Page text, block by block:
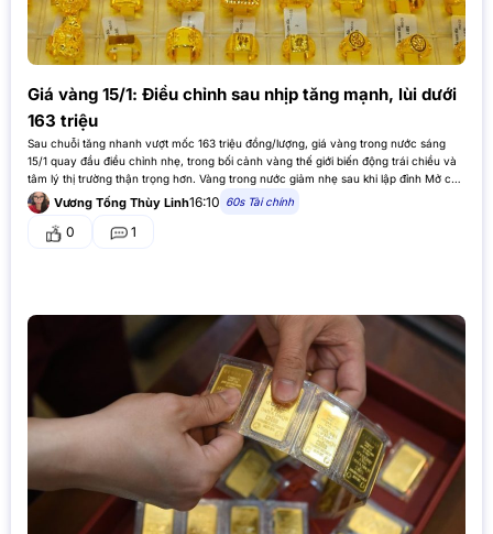
Giá vàng 15/1: Điều chỉnh sau nhịp tăng mạnh, lùi dưới
163 triệu
Sau chuỗi tăng nhanh vượt mốc 163 triệu đồng/lượng, giá vàng trong nước sáng
15/1 quay đầu điều chỉnh nhẹ, trong bối cảnh vàng thế giới biến động trái chiều và
tâm lý thị trường thận trọng hơn. Vàng trong nước giảm nhẹ sau khi lập đỉnh Mở cửa
phiên…Vương Tống Thùy Linh16:10 60s Tài chính
0 1